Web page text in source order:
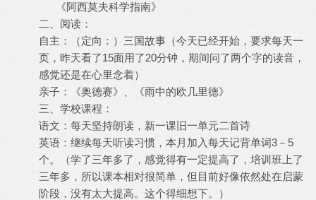
《阿西莫夫科学指南》
二、阅读：
自主：（定向：）三国故事（今天已经开始，要求每天一
页，昨天看了15面用了20分钟，期间问了两个字的读音，
感觉还是在心里念着）
亲子：《奥德赛》、《雨中的欧几里德》
三、学校课程：
语文：每天坚持朗读，新一课旧一单元二首诗
英语：继续每天听读习惯，本月加入每天记背单词3－5
个。（学了三年多了，感觉得有一定提高了，培训班上了
三年多，所以课本相对很简单，但目前好像依然处在启蒙
阶段，没有太大提高。这个得细想下。）